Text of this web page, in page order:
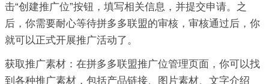
击“创建推广位”按钮，填写相关信息，并提交申请。之
后，你需要耐心等待拼多多联盟的审核，审核通过后，你
就可以正式开展推广活动了。
获取推广素材：在拼多多联盟推广位管理页面，你可以找
到各种推广素材，包括产品链接、图片素材、文字介绍